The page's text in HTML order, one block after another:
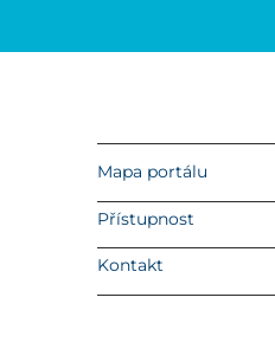
Mapa portálu
Přístupnost
Kontakt